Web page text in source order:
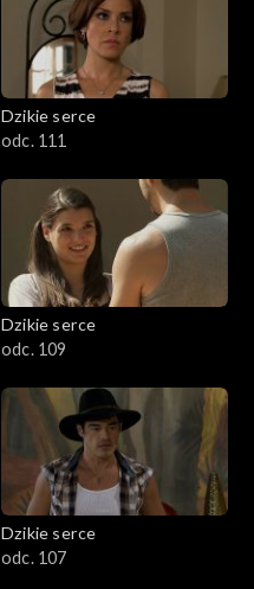
Dzikie serce
odc. 111
Dzikie serce
odc. 109
Dzikie serce
odc. 107